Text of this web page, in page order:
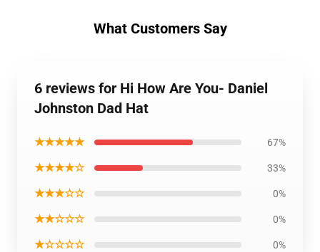
What Customers Say
6 reviews for Hi How Are You- Daniel
Johnston Dad Hat
★★★★★ 67%
★★★★☆ 33%
★★★☆☆ 0%
★★☆☆☆ 0%
★☆☆☆☆ 0%